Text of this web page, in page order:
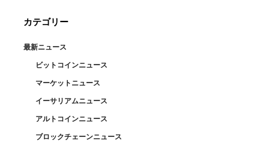
カテゴリー
最新ニュース
ビットコインニュース
マーケットニュース
イーサリアムニュース
アルトコインニュース
ブロックチェーンニュース